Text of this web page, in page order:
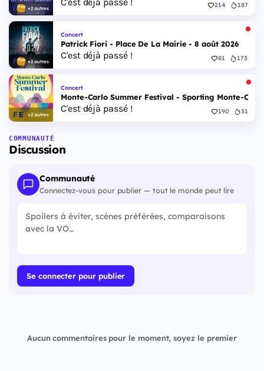
+2 autres 214 187
+2 autres
Concert
Patrick Fiori - Place De La Mairie - 8 août 2026
C'est déjà passé ! 81 173
+2 autres
Concert
Monte-Carlo Summer Festival - Sporting Monte-
C'est déjà passé ! 190 51
COMMUNAUTÉ
Discussion
Communauté
Connectez-vous pour publier — tout le monde peut lire
Se connecter pour publier
Aucun commentaires pour le moment, soyez le premier